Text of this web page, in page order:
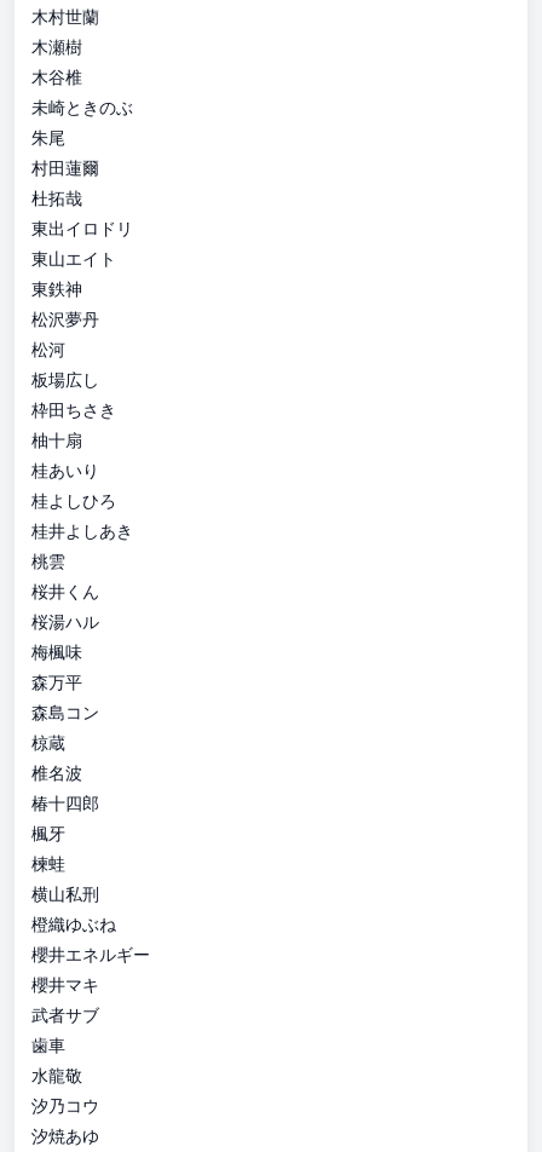
木村世蘭
木瀬樹
木谷椎
未崎ときのぶ
朱尾
村田蓮爾
杜拓哉
東出イロドリ
東山エイト
東鉄神
松沢夢丹
松河
板場広し
枠田ちさき
柚十扇
桂あいり
桂よしひろ
桂井よしあき
桃雲
桜井くん
桜湯ハル
梅楓味
森万平
森島コン
椋蔵
椎名波
椿十四郎
楓牙
楝蛙
横山私刑
橙織ゆぶね
櫻井エネルギー
櫻井マキ
武者サブ
歯車
水龍敬
汐乃コウ
汐焼あゆ